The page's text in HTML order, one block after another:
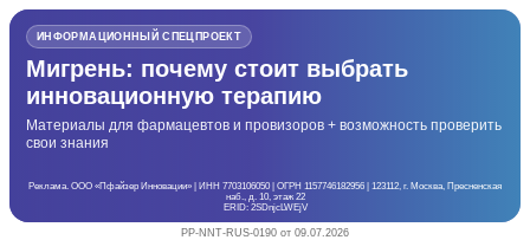
ИНФОРМАЦИОННЫЙ СПЕЦПРОЕКТ
Мигрень: почему стоит выбрать
инновационную терапию
Материалы для фармацевтов и провизоров + возможность проверить
свои знания
Реклама. ООО «Пфайзер Инновации» | ИНН 7703106050 | ОГРН 1157746182956 | 123112, г. Москва, Пресненская
наб., д. 10, этаж 22
ERID: 2SDnjcLWEjV
PP-NNT-RUS-0190 от 09.07.2026